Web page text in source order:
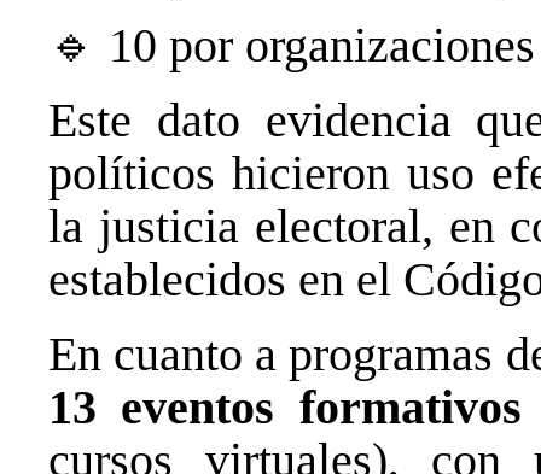
🔹 10 por
Este dato evidencia
políticos hicieron uso
la justicia electoral, en
establecidos en el
En cuanto a programas
13 eventos formativos
cursos virtuales),